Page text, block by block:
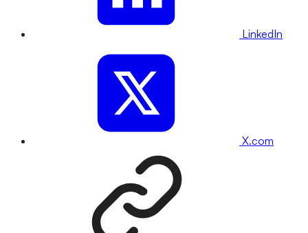
LinkedIn
X.com